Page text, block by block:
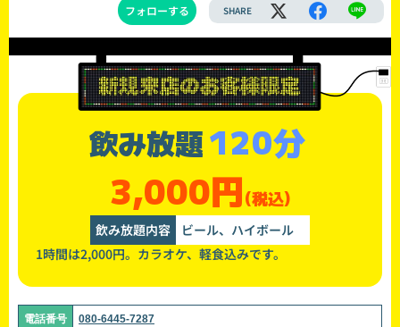
フォローする SHARE
飲み放題120分
3,000円(税込)
飲み放題内容
ビール、ハイボール
1時間は2,000円。カラオケ、軽食込みです。
電話番号 080-6445-7287